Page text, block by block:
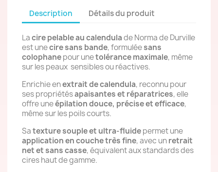
Description Détails du produit
Lacire pelable au calendulade Norma de Durville
est unecire sans bande, formuléesans
colophanepour unetolérance maximale, même
sur les peaux sensibles ou réactives.
Enrichie enextrait de calendula, reconnu pour
ses propriétésapaisantes et réparatrices, elle
offre uneépilation douce, précise et efficace,
même sur les poils courts.
Satexture souple et ultra-fluidepermet une
application en couche très fine, avec unretrait
net et sans casse, équivalent aux standards des
cires haut de gamme.